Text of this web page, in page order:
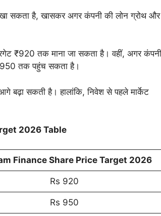
सकता है, खासकर अगर कंपनी की लोन ग्रोथ और
₹920 तक माना जा सकता है। वहीं, अगर कंपनी
₹950 तक पहुंच सकता है।
बढ़ा सकती है। हालांकि, निवेश से पहले मार्केट
2026 Table
Finance Share Price Target 2026
Rs 920
Rs 950